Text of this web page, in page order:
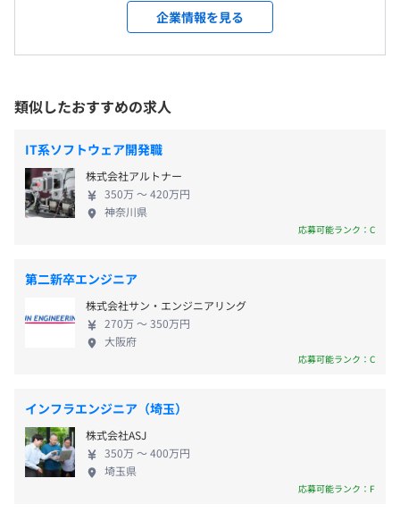
・言語：C言語、Java、C＃、C++
・フレームワーク：Gstreamer、独自フレームワーク
・ツール：gitbook、astah、EA、SVF
・DB：Oracle10g
・半期ごとの目標設定、振り返りによる評価をおこなって
います。
・独自の評価項目があり、それに則しての評価となりま
受動喫煙防止措置に関する事項
歩2分
・年末年始休暇
・有給休暇
※年間休日120日
・役職手当
昇給査定：年1回（7月）
◎前年度は、1月あたり8.000円昇給した実績があります。
業様と直接取引のご契約をさせていただいておりま
系、Web系、組み込み制御系など幅広い分野での開
流工程の業務から、保守・運用業務まで、システム
開発の全工程を請け負っており、ご要望に応じて数
名～数十名のプロジェクトチームにより開発するこ
ともあります。 ・ITソリューション事業部 汎用機の
運用管理をはじめ、ネットワーク関連の設計・構
築・運用管理、ヘルプデスクなどのITシステム関連
業務はもちろんのこと、翻訳業務、一般事務、その
パートナー会社・契約社員様との協業によるシステ
ムの設計、開発業務を中心におこなっております。
受託作業、顧客先常駐作業、派遣契約等、クライア
ントのご要望に合わせて業務を遂行いたします。 シ
ステムエンジニアは総合的な能力を持ったスペシャ
企業情報を見る
類似したおすすめの求人
IT系ソフトウェア開発職
株式会社アルトナー
350万 〜 420万円
神奈川県
応募可能ランク：C
第二新卒エンジニア
株式会社サン・エンジニアリング
270万 〜 350万円
大阪府
応募可能ランク：C
インフラエンジニア（埼玉）
株式会社ASJ
350万 〜 400万円
埼玉県
応募可能ランク：F